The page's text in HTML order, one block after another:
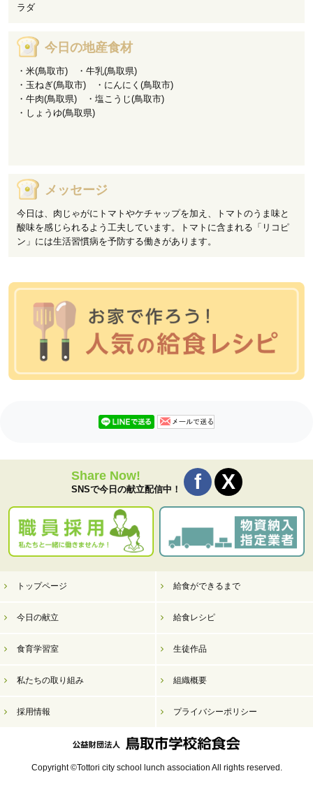
ラダ
今日の地産食材
・米(鳥取市) ・牛乳(鳥取県)
・玉ねぎ(鳥取市) ・にんにく(鳥取市)
・牛肉(鳥取県) ・塩こうじ(鳥取市)
・しょうゆ(鳥取県)
メッセージ
今日は、肉じゃがにトマトやケチャップを加え、トマトのうま味と
酸味を感じられるよう工夫しています。トマトに含まれる「リコピ
ン」には生活習慣病を予防する働きがあります。
Share Now!
SNSで今日の献立配信中！
トップページ 給食ができるまで
今日の献立 給食レシピ
食育学習室 生徒作品
私たちの取り組み 組織概要
採用情報 プライバシーポリシー
Copyright ©Tottori city school lunch association All rights reserved.